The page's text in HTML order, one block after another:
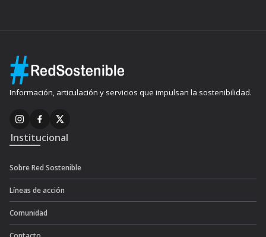
Información, articulación y servicios que impulsan la sostenibilidad.
Institucional
Sobre Red Sostenible
Líneas de acción
Comunidad